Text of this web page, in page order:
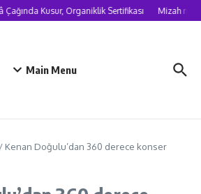
Kusur, Organiklik Sertifikası Mizah
Main Menu
/ Kenan Doğulu’dan 360 derece konser